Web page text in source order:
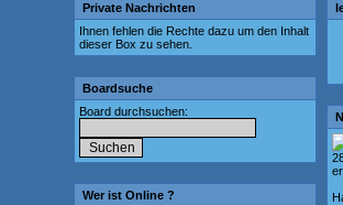
Private Nachrichten
Ihnen fehlen die Rechte dazu um den Inhalt
dieser Box zu sehen.
Boardsuche
Board durchsuchen:
Wer ist Online ?